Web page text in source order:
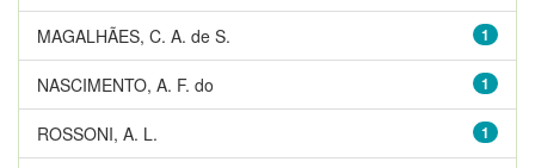
1
MAGALHÃES, C. A. de S.
1
NASCIMENTO, A. F. do
1
ROSSONI, A. L.